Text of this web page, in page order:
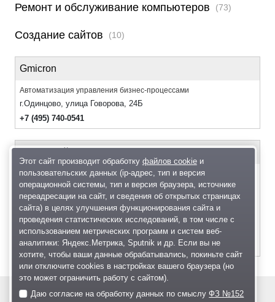
Ремонт и обслуживание компьютеров (73)
Создание сайтов (10)
Gmicron
Автоматизация управления бизнес-процессами
г.Одинцово, улица Говорова, 24Б
+7 (495) 740-0541
Компания «ИТ Провайд» занимается профессиональным ИТ
обслуживанием компаний Москвы и Московской области. Решаем
широкий спектр задач, связанных с информационными
технологиями. С полным перечнем оказываемых услуг можно
ознакомится на сайте.
г. Одинцово, ул. Южная, д. 8
8 (495) 662-48-47
© 2004—2026
Этот сайт производит обработку файлов cookieи
пользовательских данных (ip-адрес, тип и версия
операционной системы, тип и версия браузера, источнике
переадресации на сайт, и сведения об открытых страницах
сайта) в целях улучшения функционирования сайта и
проведения статистических исследований, в том числе с
использованием метрических программ и систем веб-
аналитики: Яндекс.Метрика, Sputnik и др. Если вы не
хотите, чтобы ваши данные обрабатывались, покиньте сайт
или отключите cookies в настройках вашего браузера (но
это может ограничить работу с сайтом).
Даю согласие на обработку данных по смыслуФЗ №152